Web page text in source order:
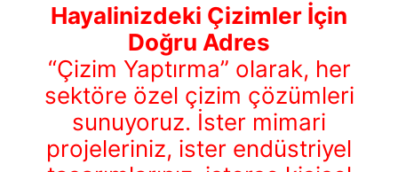
Hayalinizdeki Çizimler İçin
Doğru Adres
“Çizim Yaptırma” olarak, her
sektöre özel çizim çözümleri
sunuyoruz. İster mimari
projeleriniz, ister endüstriyel